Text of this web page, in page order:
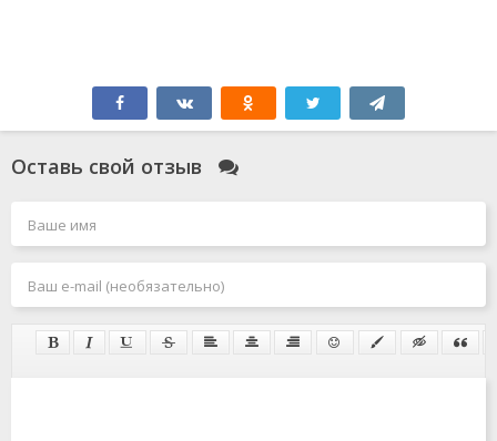
Оставь свой отзыв